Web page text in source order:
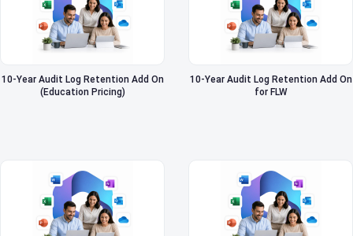
10-Year Audit Log Retention Add On
(Education Pricing)
10-Year Audit Log Retention Add On
for FLW